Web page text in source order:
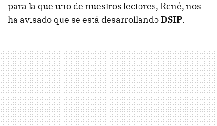
para la que uno de nuestros lectores, René, nos
ha avisado que se está desarrollandoDSIP.